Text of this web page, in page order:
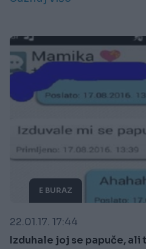
E BURAZ
22.01.17. 17:44
Izduhale joj se papuče, ali